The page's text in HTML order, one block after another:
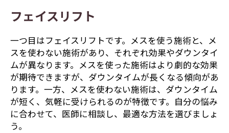
フェイスリフト
一つ目はフェイスリフトです。メスを使う施術と、メ
スを使わない施術があり、それぞれ効果やダウンタイ
ムが異なります。メスを使った施術はより劇的な効果
が期待できますが、ダウンタイムが長くなる傾向があ
ります。一方、メスを使わない施術は、ダウンタイム
が短く、気軽に受けられるのが特徴です。自分の悩み
に合わせて、医師に相談し、最適な方法を選びましょ
う。